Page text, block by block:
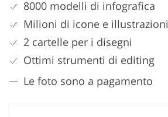
8000 modelli di infografica
Milioni di icone e illustrazioni
2 cartelle per i disegni
Ottimi strumenti di editing
Le foto sono a pagamento